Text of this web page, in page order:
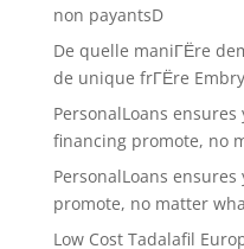
non payantsD
De quelle maniГЁre
de unique frГЁre
PersonalLoans
financing promote, no
PersonalLoans
promote, no matter
Low Cost Tadalafil